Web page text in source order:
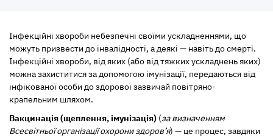
Інфекційні хвороби небезпечні своїми ускладненнями, що
можуть призвести до інвалідності, а деякі — навіть до смерті.
Інфекційні хвороби, від яких (або від тяжких ускладнень яких)
можна захиститися за допомогою імунізації, передаються від
інфікованої особи до здорової зазвичай повітряно-
крапельним шляхом.
Вакцинація (щеплення, імунізація) (за визначенням
Всесвітньої організації охорони здоров’я) — це процес, завдяки